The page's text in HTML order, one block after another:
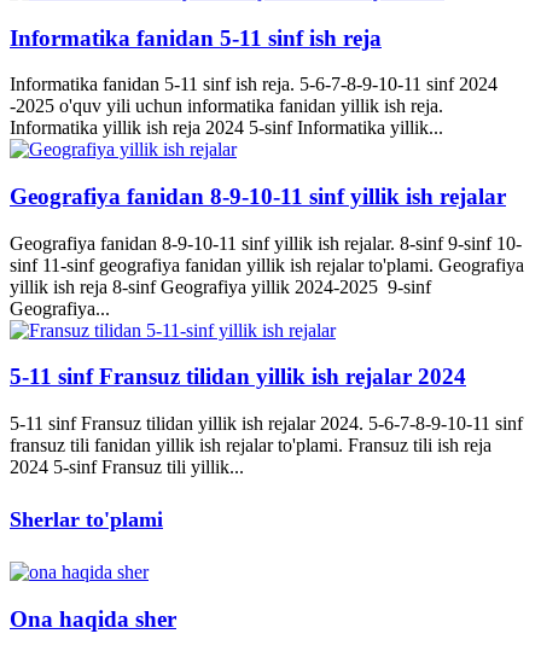
Informatika fanidan 5-11 sinf ish reja
Informatika fanidan 5-11 sinf ish reja. 5-6-7-8-9-10-11 sinf 2024
-2025 o'quv yili uchun informatika fanidan yillik ish reja.
Informatika yillik ish reja 2024 5-sinf Informatika yillik...
Geografiya fanidan 8-9-10-11 sinf yillik ish rejalar
Geografiya fanidan 8-9-10-11 sinf yillik ish rejalar. 8-sinf 9-sinf 10-
sinf 11-sinf geografiya fanidan yillik ish rejalar to'plami. Geografiya
yillik ish reja 8-sinf Geografiya yillik 2024-2025 9-sinf
Geografiya...
5-11 sinf Fransuz tilidan yillik ish rejalar 2024
5-11 sinf Fransuz tilidan yillik ish rejalar 2024. 5-6-7-8-9-10-11 sinf
fransuz tili fanidan yillik ish rejalar to'plami. Fransuz tili ish reja
2024 5-sinf Fransuz tili yillik...
Sherlar to'plami
Ona haqida sher